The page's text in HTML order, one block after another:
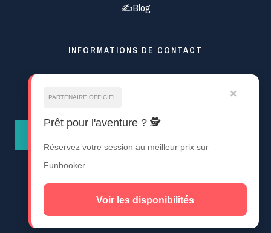
×
PARTENAIRE OFFICIEL
Prêt pour l'aventure ? 🕵️
Réservez votre session au meilleur prix sur
Funbooker.
Voir les disponibilités
✍Blog
INFORMATIONS DE CONTACT
pro.royalmagma@gmail.com
Droit d'auteur © 2026 Bring Out